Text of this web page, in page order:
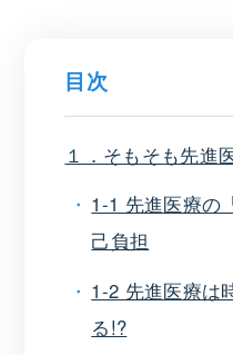
目次
１．そもそも先進
1-1 先進医療の
己負担
1-2 先進医療は
る!?